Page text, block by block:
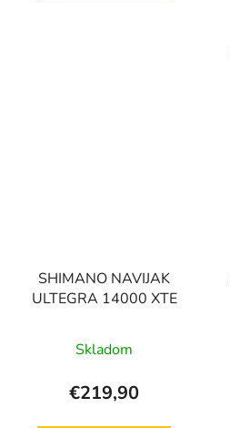
SHIMANO NAVIJAK
ULTEGRA 14000 XTE
Skladom
€219,90